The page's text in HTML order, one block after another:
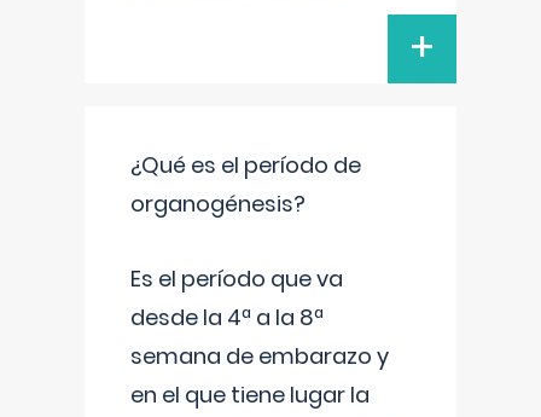
+
¿Qué es el período de
organogénesis?
Es el período que va
desde la 4ª a la 8ª
semana de embarazo y
en el que tiene lugar la